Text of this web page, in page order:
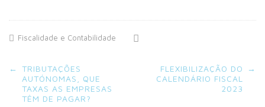
Fiscalidade e Contabilidade
Post
navigation
←
TRIBUTAÇÕES
AUTÓNOMAS, QUE
TAXAS AS EMPRESAS
TÊM DE PAGAR?
FLEXIBILIZAÇÃO DO
CALENDÁRIO FISCAL
2023
→